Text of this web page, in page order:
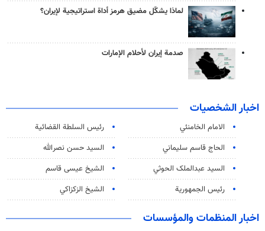
لماذا يشكّل مضيق هرمز أداة استراتيجية لإيران؟
صدمة إيران لأحلام الإمارات
اخبار الشخصيات
الامام الخامنئي
رئیس السلطة القضائیة
الحاج قاسم سليماني
السيد حسن نصرالله
السید عبدالملک الحوثي
الشيخ عيسى قاسم
رئيس الجمهورية
الشيخ الزكزاكي
اخبار المنظمات والمؤسسات